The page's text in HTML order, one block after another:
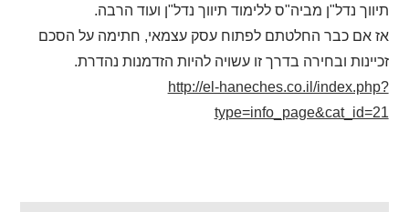
תיווך נדל"ן מביה"ס ללימוד תיווך נדל"ן ועוד הרבה.
אז אם כבר החלטתם לפתוח עסק עצמאי, חתימה על הסכם
זכיינות ובחירה בדרך זו עשויה להיות הזדמנות נהדרת.
http://el-haneches.co.il/index.php?
type=info_page&cat_id=21